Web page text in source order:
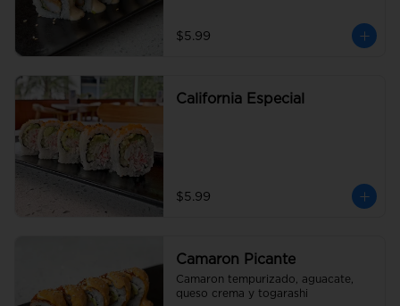
$5.99
California Especial
$5.99
Camaron Picante
Camaron tempurizado, aguacate,
queso crema y togarashi